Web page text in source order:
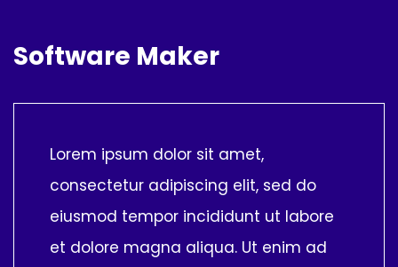
Software Maker
Lorem ipsum dolor sit amet,
consectetur adipiscing elit, sed do
eiusmod tempor incididunt ut labore
et dolore magna aliqua. Ut enim ad